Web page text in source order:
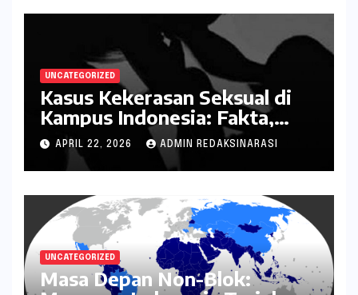
UNCATEGORIZED
Kasus Kekerasan Seksual di
Kampus Indonesia: Fakta,
Pola Berulang, dan Tantangan
Penanganannya
APRIL 22, 2026 ADMIN REDAKSINARASI
UNCATEGORIZED
Masa Depan Non-Blok: